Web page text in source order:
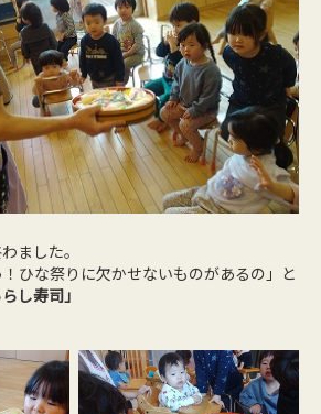
ました。
ひな祭りに欠かせないものがあるの」と
らし寿司」